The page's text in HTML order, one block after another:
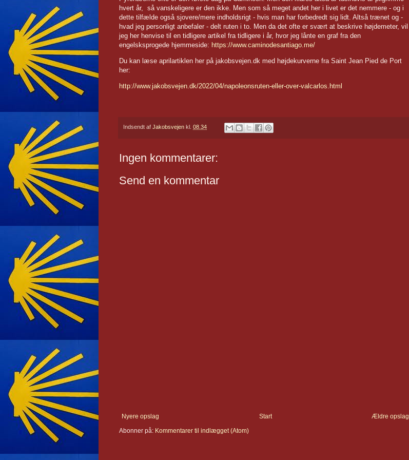
hvert år, så vanskeligere er den ikke. Men som så meget andet her i livet er det nemmere - og i
dette tilfælde også sjovere/mere indholdsrigt - hvis man har forbedredt sig lidt. Altså trænet og -
hvad jeg personligt anbefaler - delt ruten i to. Men da det ofte er svært at beskrive højdemeter, vil
jeg her henvise til en tidligere artikel fra tidligere i år, hvor jeg lånte en graf fra den
engelsksprogede hjemmeside: https://www.caminodesantiago.me/
Du kan læse aprilartiklen her på jakobsvejen.dk med højdekurverne fra Saint Jean Pied de Port
her:
http://www.jakobsvejen.dk/2022/04/napoleonsruten-eller-over-valcarlos.html
Indsendt af Jakobsvejen kl. 08.34
Ingen kommentarer:
Send en kommentar
Nyere opslag Ældre opslag
Start
Abonner på: Kommentarer til indlægget (Atom)